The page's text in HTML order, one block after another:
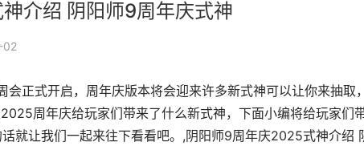
介绍 阴阳师9周年庆式神
02
会正式开启，周年庆版本将会迎来许多新式神可以让你来抽取
周年庆给玩家们带来了什么新式神，下面小编将给玩家们
就让我们一起来往下看看吧。,阴阳师9周年庆2025式神介绍